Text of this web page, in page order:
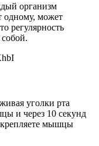
организм
одному, может
регулярность
уголки рта
и через 10 секунд
мышцы